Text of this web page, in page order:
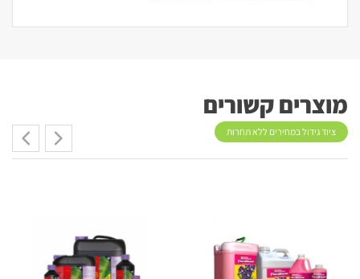
מוצרים קשורים
ציוד גידול במחירים ללא תחרות